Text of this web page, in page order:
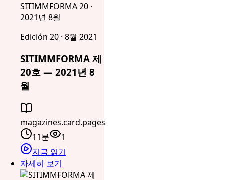
SITIMMFORMA 20 ·
2021년 8월
Edición 20 · 8월 2021
SITIMMFORMA 제
20호 — 2021년 8
월
magazines.card.pages
11분
1
지금 읽기
자세히 보기